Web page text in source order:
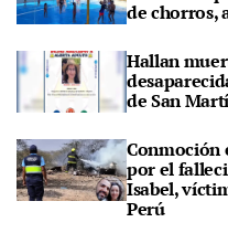
de chorros,
Hallan
de San
Conmoción
por el
Isabel,
Perú